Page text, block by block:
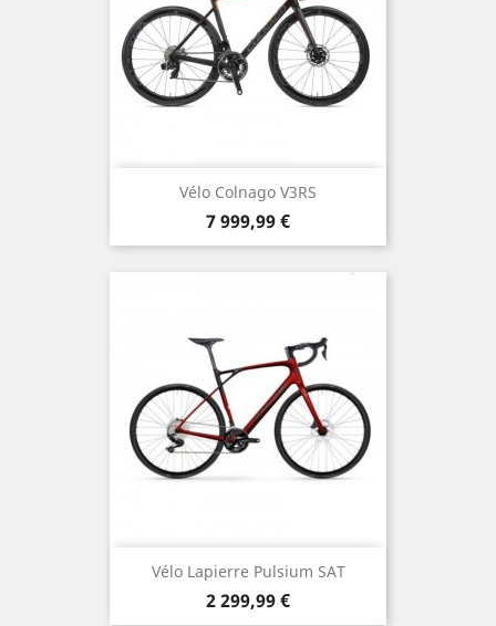
Vélo Colnago V3RS
Prix
7 999,99 €
Vélo Lapierre Pulsium SAT
Prix
2 299,99 €